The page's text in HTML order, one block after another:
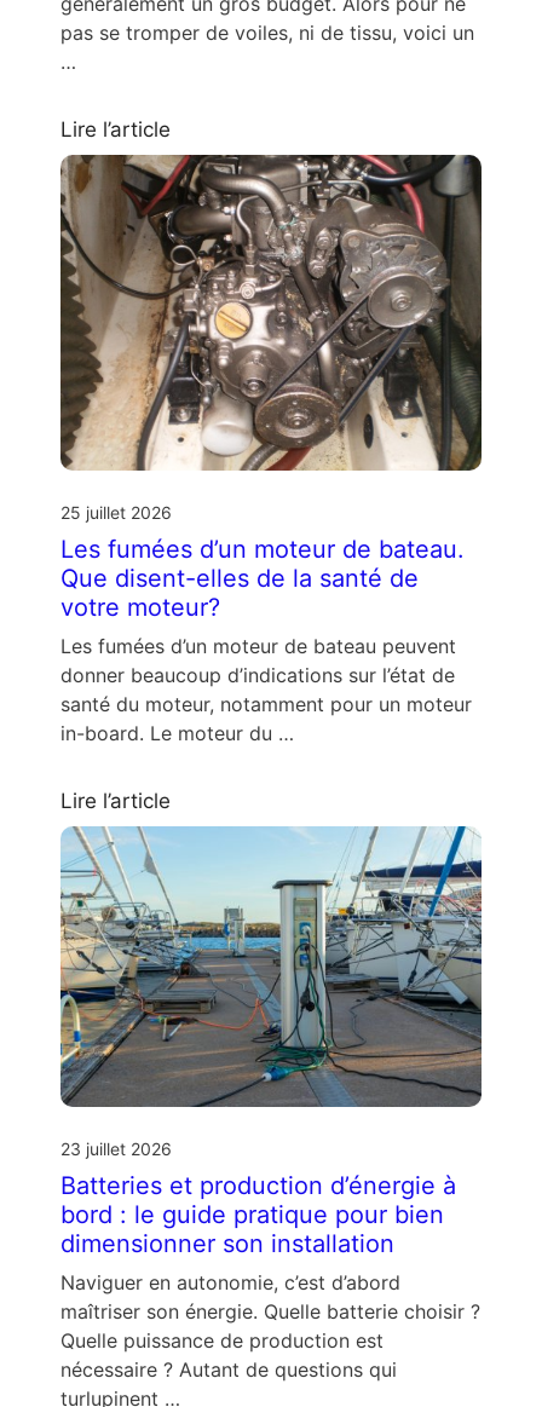
pas se tromper de voiles, ni de tissu, voici un
…
Lire l’article
25 juillet 2026
Les fumées d’un moteur de bateau.
Que disent-elles de la santé de
votre moteur?
Les fumées d’un moteur de bateau peuvent
donner beaucoup d’indications sur l’état de
santé du moteur, notamment pour un moteur
in-board. Le moteur du …
Lire l’article
23 juillet 2026
Batteries et production d’énergie à
bord : le guide pratique pour bien
dimensionner son installation
Naviguer en autonomie, c’est d’abord
maîtriser son énergie. Quelle batterie choisir ?
Quelle puissance de production est
nécessaire ? Autant de questions qui
turlupinent …